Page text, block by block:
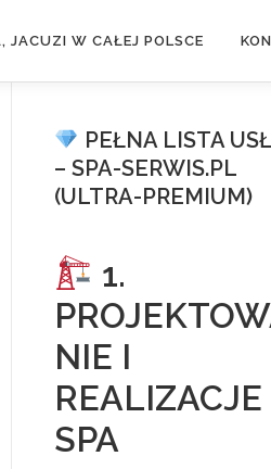
JACUZI W CAŁEJ POLSCE
PEŁNA LISTA
– SPA-SERWIS.PL
(ULTRA-PREMIUM)
1.
NIE I
REALIZACJE
SPA